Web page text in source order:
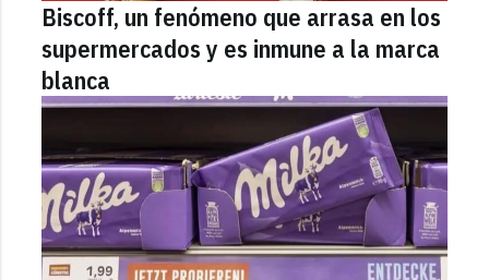
Biscoff, un fenómeno que arrasa en los
supermercados y es inmune a la marca
blanca